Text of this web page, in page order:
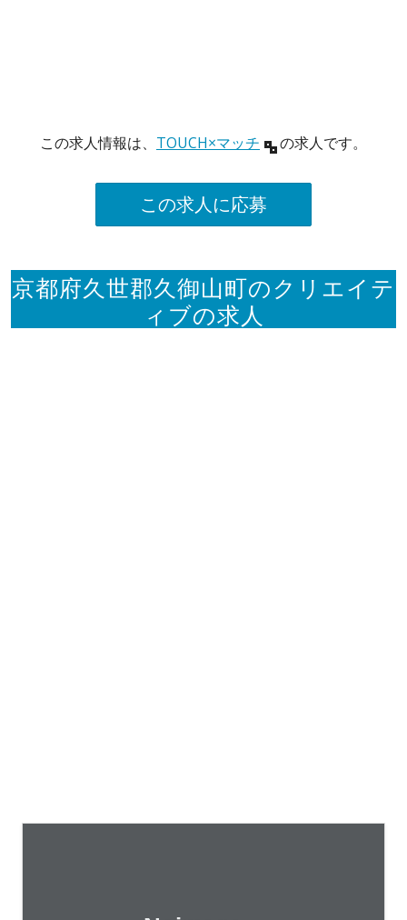
この求人情報は、 TOUCH×マッチ の求人です。
この求人に応募
京都府久世郡久御山町のクリエイテ
ィブの求人